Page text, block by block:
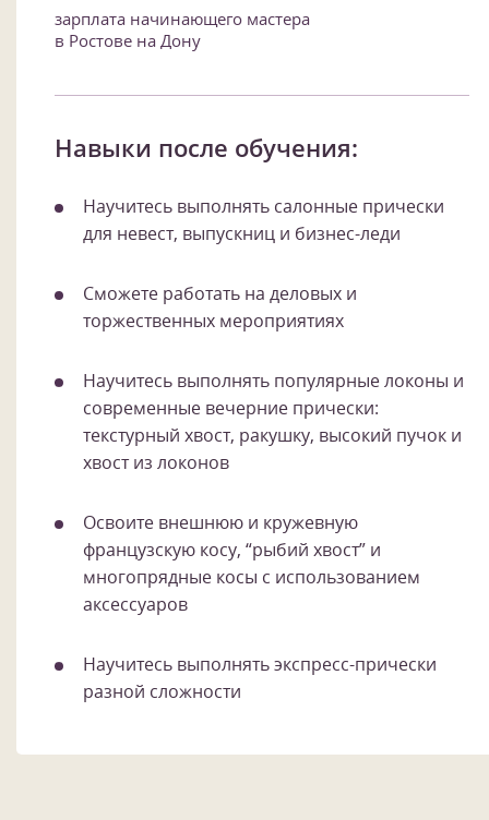
зарплата начинающего мастера
в Ростове на Дону
Навыки после обучения:
Научитесь выполнять салонные прически
для невест, выпускниц и бизнес-леди
Сможете работать на деловых и
торжественных мероприятиях
Научитесь выполнять популярные локоны и
современные вечерние прически:
текстурный хвост, ракушку, высокий пучок и
хвост из локонов
Освоите внешнюю и кружевную
французскую косу, “рыбий хвост” и
многопрядные косы с использованием
аксессуаров
Научитесь выполнять экспресс-прически
разной сложности
1/14